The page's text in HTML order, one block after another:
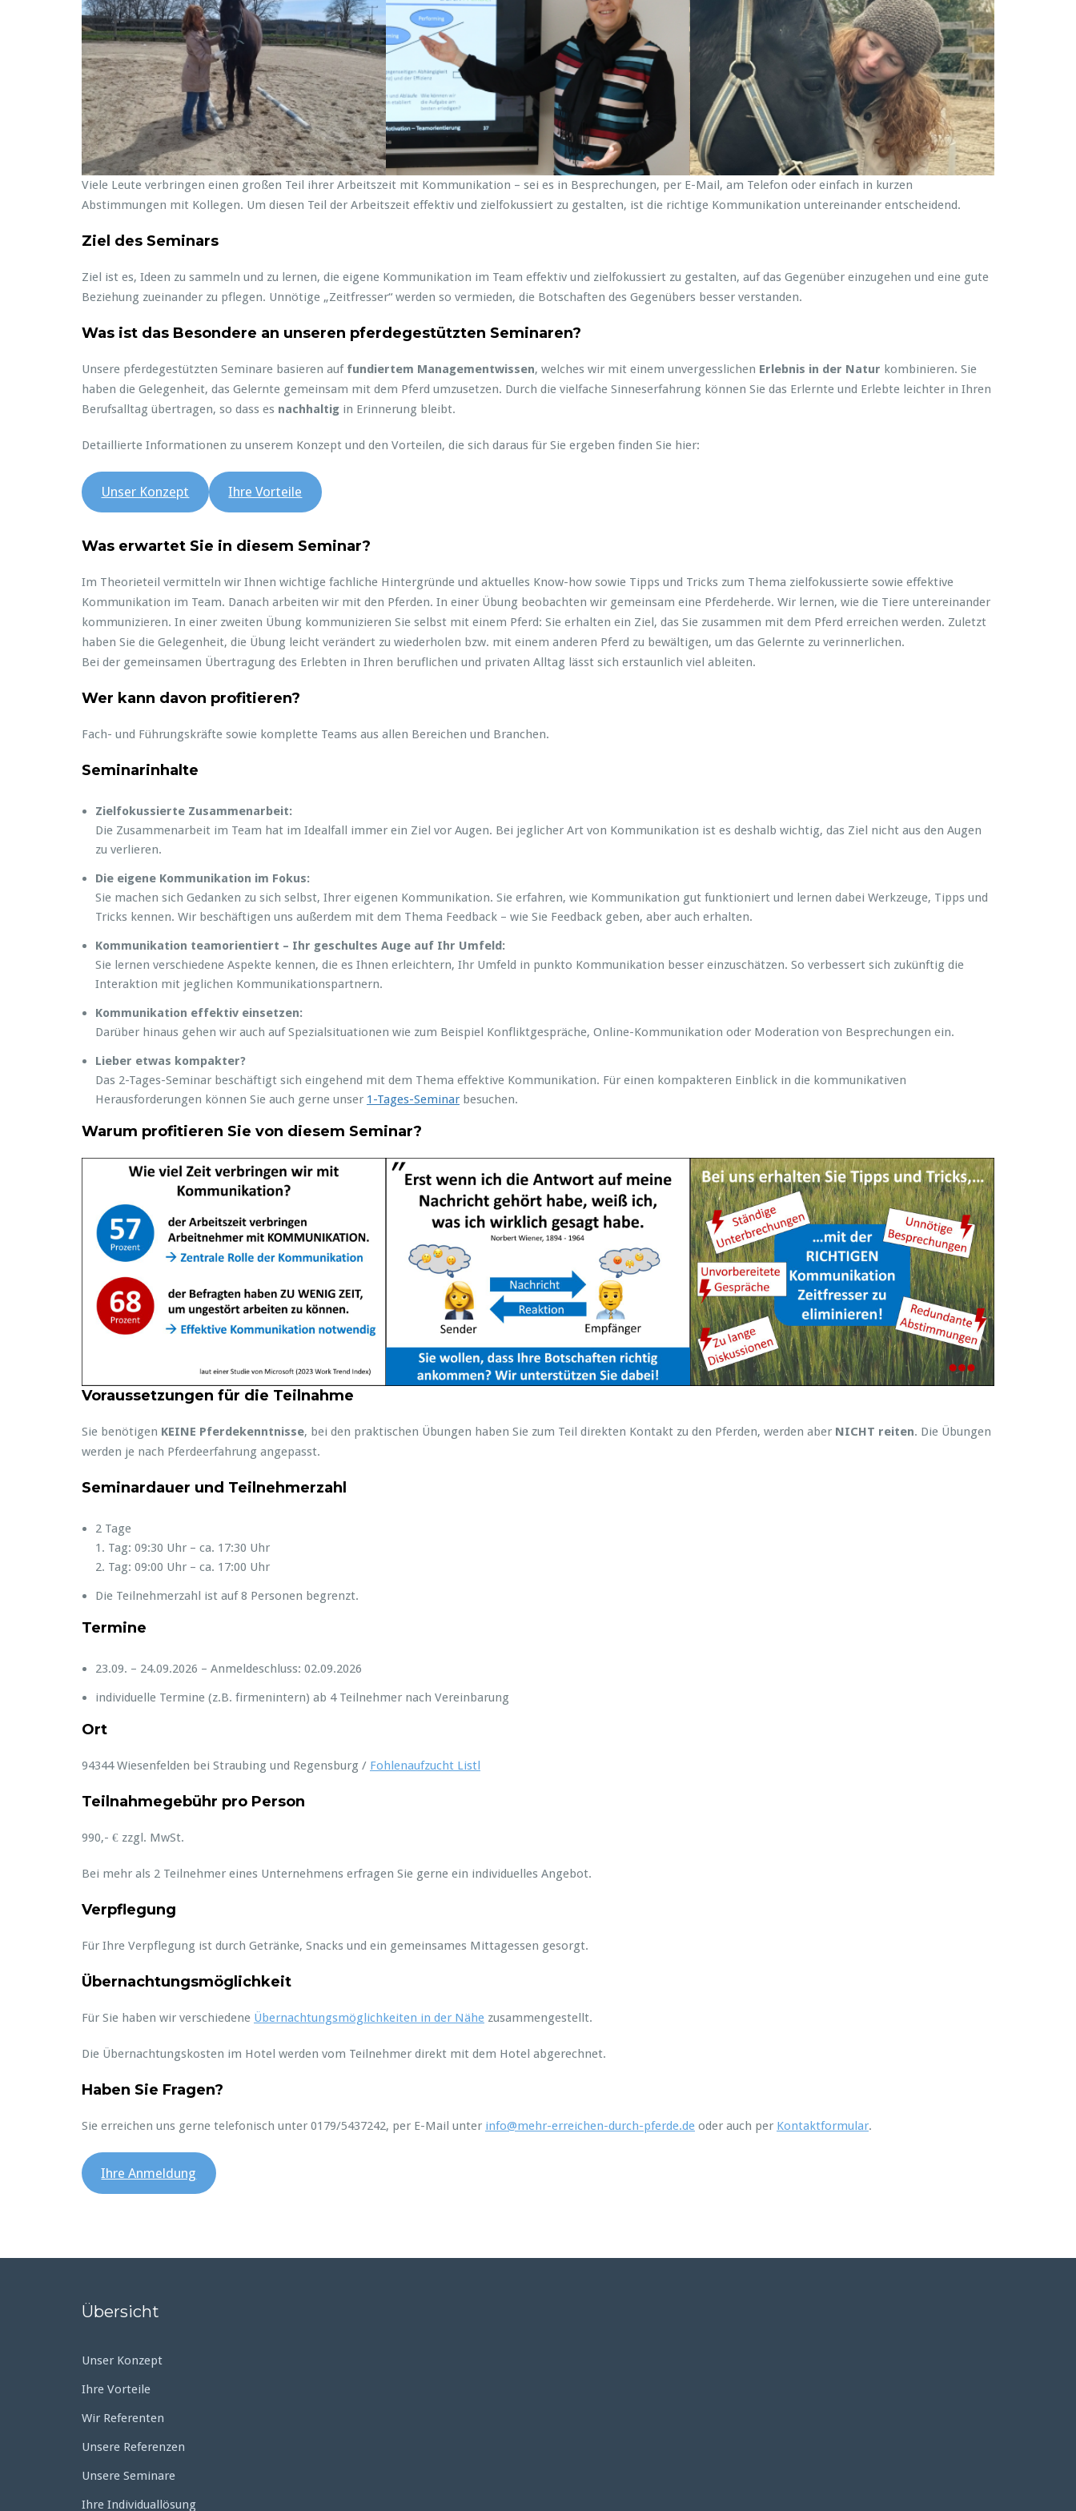
Viele Leute verbringen einen großen Teil ihrer Arbeitszeit mit Kommunikation – s­ei es in Besprechungen, per E-Mail, am Telefon oder einfach in kurzen
Abstimmungen mit Kollegen. Um diesen Teil der Arbeitszeit effektiv und zielfokussiert zu gestalten, ist die richtige Kommunikation untereinander entscheidend.
Ziel des Seminars
Ziel ist es, Ideen zu sammeln und zu lernen, die eigene Kommunikation im Team effektiv und zielfokussiert zu gestalten, auf das Gegenüber einzugehen und eine gute
Beziehung zueinander zu pflegen. Unnötige „Zeitfresser“ werden so vermieden, die Botschaften des Gegenübers besser verstanden.
Was ist das Besondere an unseren pferdegestützten Seminaren?
Unsere pferdegestützten Seminare basieren auf fundiertem Managementwissen, welches wir mit einem unvergesslichen Erlebnis in der Natur kombinieren. Sie
haben die Gelegenheit, das Gelernte gemeinsam mit dem Pferd umzusetzen. Durch die vielfache Sinneserfahrung können Sie das Erlernte und Erlebte leichter in Ihren
Berufsalltag übertragen, so dass es nachhaltig in Erinnerung bleibt.
Detaillierte Informationen zu unserem Konzept und den Vorteilen, die sich daraus für Sie ergeben finden Sie hier:
Unser Konzept Ihre Vorteile
Was erwartet Sie in diesem Seminar?
Im Theorieteil vermitteln wir Ihnen wichtige fachliche Hintergründe und aktuelles Know-how sowie Tipps und Tricks zum Thema zielfokussierte sowie effektive
Kommunikation im Team. Danach arbeiten wir mit den Pferden. In einer Übung beobachten wir gemeinsam eine Pferdeherde. Wir lernen, wie die Tiere untereinander
kommunizieren. In einer zweiten Übung kommunizieren Sie selbst mit einem Pferd: Sie erhalten ein Ziel, das Sie zusammen mit dem Pferd erreichen werden. Zuletzt
haben Sie die Gelegenheit, die Übung leicht verändert zu wiederholen bzw. mit einem anderen Pferd zu bewältigen, um das Gelernte zu verinnerlichen.
Bei der gemeinsamen Übertragung des Erlebten in Ihren beruflichen und privaten Alltag lässt sich erstaunlich viel ableiten.
Wer kann davon profitieren?
Fach- und Führungskräfte sowie komplette Teams aus allen Bereichen und Branchen.
Seminarinhalte
Zielfokussierte Zusammenarbeit:
Die Zusammenarbeit im Team hat im Idealfall immer ein Ziel vor Augen. Bei jeglicher Art von Kommunikation ist es deshalb wichtig, das Ziel nicht aus den Augen
zu verlieren.
Die eigene Kommunikation im Fokus:
Sie machen sich Gedanken zu sich selbst, Ihrer eigenen Kommunikation. Sie erfahren, wie Kommunikation gut funktioniert und lernen dabei Werkzeuge, Tipps und
Tricks kennen. Wir beschäftigen uns außerdem mit dem Thema Feedback – wie Sie Feedback geben, aber auch erhalten.
Kommunikation teamorientiert – Ihr geschultes Auge auf Ihr Umfeld:
Sie lernen verschiedene Aspekte kennen, die es Ihnen erleichtern, Ihr Umfeld in punkto Kommunikation besser einzuschätzen. So verbessert sich zukünftig die
Interaktion mit jeglichen Kommunikationspartnern.
Kommunikation effektiv einsetzen:
Darüber hinaus gehen wir auch auf Spezialsituationen wie zum Beispiel Konfliktgespräche, Online-Kommunikation oder Moderation von Besprechungen ein.
Lieber etwas kompakter?
Das 2-Tages-Seminar beschäftigt sich eingehend mit dem Thema effektive Kommunikation. Für einen kompakteren Einblick in die kommunikativen
Herausforderungen können Sie auch gerne unser 1-Tages-Seminar besuchen.
Warum profitieren Sie von diesem Seminar?
Voraussetzungen für die Teilnahme
Sie benötigen KEINE Pferdekenntnisse, bei den praktischen Übungen haben Sie zum Teil direkten Kontakt zu den Pferden, werden aber NICHT reiten. Die Übungen
werden je nach Pferdeerfahrung angepasst.
Seminardauer und Teilnehmerzahl
2 Tage
1. Tag: 09:30 Uhr – ca. 17:30 Uhr
2. Tag: 09:00 Uhr – ca. 17:00 Uhr
Die Teilnehmerzahl ist auf 8 Personen begrenzt.
Termine
23.09. – 24.09.2026 – Anmeldeschluss: 02.09.2026
individuelle Termine (z.B. firmenintern) ab 4 Teilnehmer nach Vereinbarung
Ort
94344 Wiesenfelden bei Straubing und Regensburg / Fohlenaufzucht Listl
Teilnahmegebühr pro Person
990,- € zzgl. MwSt.
Bei mehr als 2 Teilnehmer eines Unternehmens erfragen Sie gerne ein individuelles Angebot.
Verpflegung
Für Ihre Verpflegung ist durch Getränke, Snacks und ein gemeinsames Mittagessen gesorgt.
Übernachtungsmöglichkeit
Für Sie haben wir verschiedene Übernachtungsmöglichkeiten in der Nähe zusammengestellt.
Die Übernachtungskosten im Hotel werden vom Teilnehmer direkt mit dem Hotel abgerechnet.
Haben Sie Fragen?
Sie erreichen uns gerne telefonisch unter 0179/5437242, per E-Mail unter info@mehr-erreichen-durch-pferde.de oder auch per Kontaktformular.
Ihre Anmeldung
Übersicht
Unser Konzept
Ihre Vorteile
Wir Referenten
Unsere Referenzen
Unsere Seminare
Ihre Individuallösung